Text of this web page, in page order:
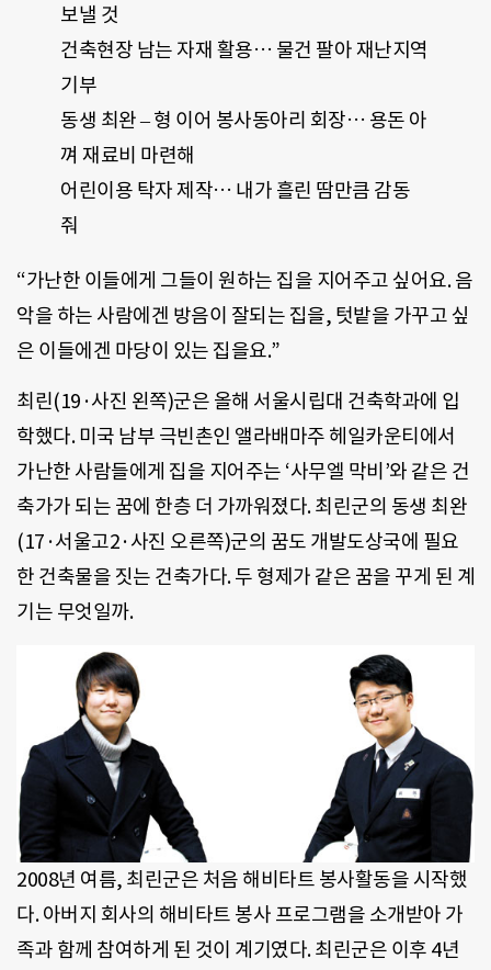
보낼 것
건축현장 남는 자재 활용… 물건 팔아 재난지역
기부
동생 최완 – 형 이어 봉사동아리 회장… 용돈 아
껴 재료비 마련해
어린이용 탁자 제작… 내가 흘린 땀만큼 감동
줘
“가난한 이들에게 그들이 원하는 집을 지어주고 싶어요. 음
악을 하는 사람에겐 방음이 잘되는 집을, 텃밭을 가꾸고 싶
은 이들에겐 마당이 있는 집을요.”
최린(19·사진 왼쪽)군은 올해 서울시립대 건축학과에 입
학했다. 미국 남부 극빈촌인 앨라배마주 헤일카운티에서
가난한 사람들에게 집을 지어주는 ‘사무엘 막비’와 같은 건
축가가 되는 꿈에 한층 더 가까워졌다. 최린군의 동생 최완
(17·서울고2·사진 오른쪽)군의 꿈도 개발도상국에 필요
한 건축물을 짓는 건축가다. 두 형제가 같은 꿈을 꾸게 된 계
기는 무엇일까.
2008년 여름, 최린군은 처음 해비타트 봉사활동을 시작했
다. 아버지 회사의 해비타트 봉사 프로그램을 소개받아 가
족과 함께 참여하게 된 것이 계기였다. 최린군은 이후 4년